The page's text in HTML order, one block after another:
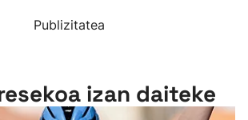
Publizitatea
izan daiteke